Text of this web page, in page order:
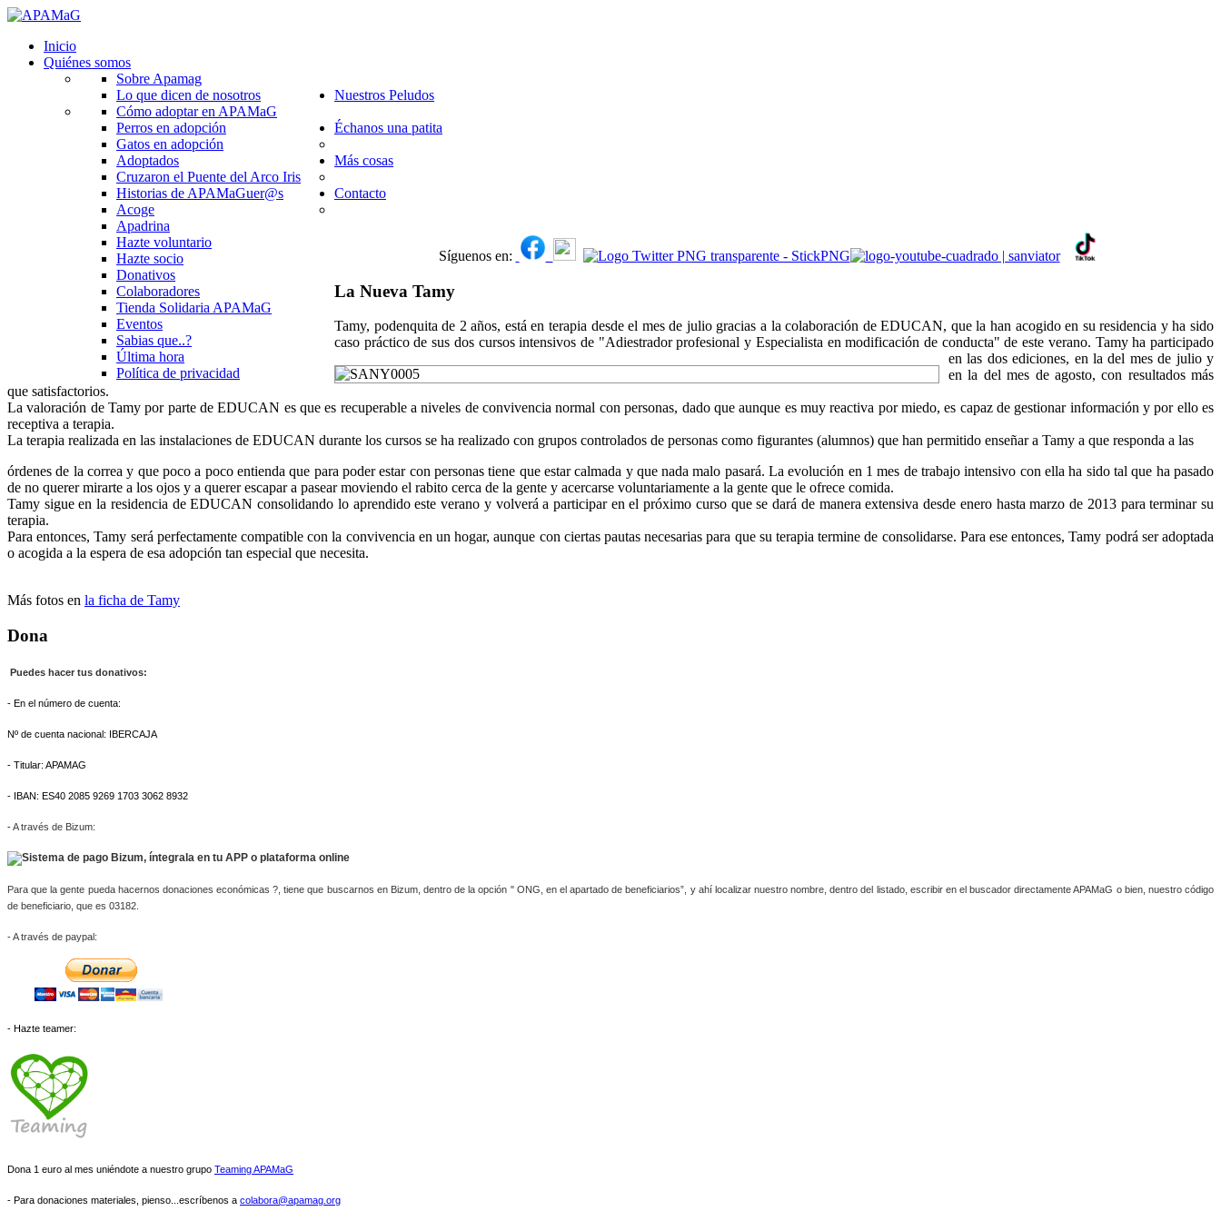
Inicio
Quiénes somos
Sobre Apamag
Lo que dicen de nosotros
Nuestros Peludos
Cómo adoptar en APAMaG
Perros en adopción
Gatos en adopción
Adoptados
Cruzaron el Puente del Arco Iris
Historias de APAMaGuer@s
Échanos una patita
Acoge
Apadrina
Hazte voluntario
Hazte socio
Donativos
Colaboradores
Más cosas
Tienda Solidaria APAMaG
Eventos
Sabias que..?
Última hora
Contacto
Política de privacidad
Síguenos en:
La Nueva Tamy
Tamy, podenquita de 2 años, está en terapia desde el mes de julio gracias a la colaboración de EDUCAN, que la han acogido en su residencia y ha sido
caso práctico de sus dos cursos intensivos de "Adiestrador profesional y Especialista en modificación de conducta" de este verano. Tamy ha participado
en las dos ediciones, en la del mes de julio y
en la del mes de agosto, con resultados más
que satisfactorios.
La valoración de Tamy por parte de EDUCAN es que es recuperable a niveles de convivencia normal con personas, dado que aunque es muy reactiva por miedo, es capaz de gestionar información y por ello es
receptiva a terapia.
La terapia realizada en las instalaciones de EDUCAN durante los cursos se ha realizado con grupos controlados de personas como figurantes (alumnos) que han permitido enseñar a Tamy a que responda a las
órdenes de la correa y que poco a poco entienda que para poder estar con personas tiene que estar calmada y que nada malo pasará. La evolución en 1 mes de trabajo intensivo con ella ha sido tal que ha pasado
de no querer mirarte a los ojos y a querer escapar a pasear moviendo el rabito cerca de la gente y acercarse voluntariamente a la gente que le ofrece comida.
Tamy sigue en la residencia de EDUCAN consolidando lo aprendido este verano y volverá a participar en el próximo curso que se dará de manera extensiva desde enero hasta marzo de 2013 para terminar su
terapia.
Para entonces, Tamy será perfectamente compatible con la convivencia en un hogar, aunque con ciertas pautas necesarias para que su terapia termine de consolidarse. Para ese entonces, Tamy podrá ser adoptada
o acogida a la espera de esa adopción tan especial que necesita.
Más fotos en la ficha de Tamy
Dona
Puedes hacer tus donativos:
- En el número de cuenta:
Nº de cuenta nacional: IBERCAJA
- Titular: APAMAG
- IBAN: ES40 2085 9269 1703 3062 8932
-A través de Bizum:
Para que la gente pueda hacernos donaciones económicas ?, tiene que buscarnos en Bizum, dentro de la opción " ONG, en el apartado de beneficiarios”, y ahí localizar nuestro nombre, dentro del listado, escribir en el buscador directamente APAMaG o bien, nuestro código
de beneficiario, que es 03182.
- A través de paypal:
- Hazte teamer:
Dona 1 euro al mes uniéndote a nuestro grupo Teaming APAMaG
- Para donaciones materiales, pienso...escríbenos a colabora@apamag.org